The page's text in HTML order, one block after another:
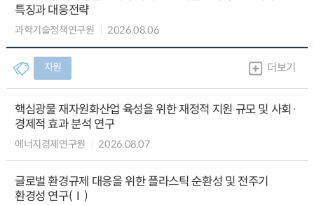
특징과 대응전략
과학기술정책연구원 2026.08.06
자원 더보기
핵심광물 재자원화산업 육성을 위한 재정적 지원 규모 및 사회·
경제적 효과 분석 연구
에너지경제연구원 2026.08.07
글로벌 환경규제 대응을 위한 플라스틱 순환성 및 전주기
환경성 연구(Ⅰ)